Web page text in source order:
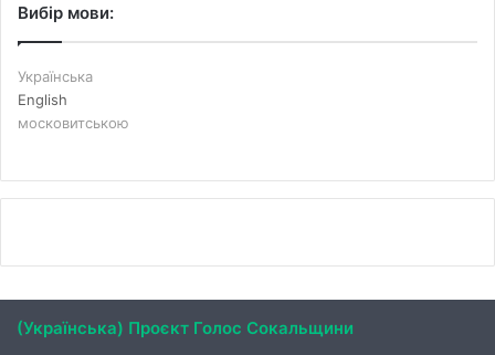
Вибір мови:
Українська
English
московитською
(Українська) Проєкт Голос Сокальщини